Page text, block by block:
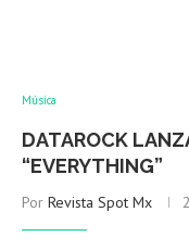
Música
DATAROCK
“EVERYTHING”
Por Revista Spot Mx